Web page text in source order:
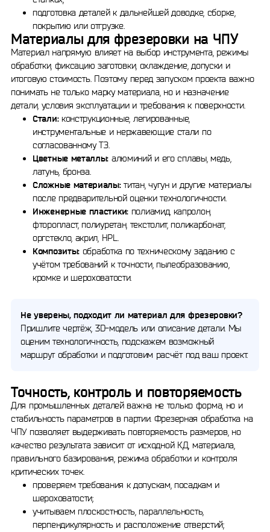
подготовка деталей к дальнейшей доводке, сборке,
покрытию или отгрузке.
Материалы для фрезеровки на ЧПУ
Материал напрямую влияет на выбор инструмента, режимы
обработки, фиксацию заготовки, охлаждение, допуски и
итоговую стоимость. Поэтому перед запуском проекта важно
понимать не только марку материала, но и назначение
детали, условия эксплуатации и требования к поверхности.
Стали:конструкционные, легированные,
инструментальные и нержавеющие стали по
согласованному ТЗ.
Цветные металлы: алюминий и его сплавы, медь,
латунь, бронза.
Сложные материалы:титан, чугун и другие материалы
после предварительной оценки технологичности.
Инженерные пластики: полиамид, капролон,
фторопласт, полиуретан, текстолит, поликарбонат,
оргстекло, акрил, HPL.
Композиты: обработка по техническому заданию с
учётом требований к точности, пылеобразованию,
кромке и шероховатости.
Не уверены, подходит ли материал для фрезеровки?
Пришлите чертёж, 3D-модель или описание детали. Мы
оценим технологичность, подскажем возможный
маршрут обработки и подготовим расчёт под ваш проект.
Точность, контроль и повторяемость
Для промышленных деталей важна не только форма, но и
стабильность параметров в партии. Фрезерная обработка на
ЧПУ позволяет выдерживать повторяемость размеров, но
качество результата зависит от исходной КД, материала,
правильного базирования, режима обработки и контроля
критических точек.
проверяем требования к допускам, посадкам и
шероховатости;
учитываем плоскостность, параллельность,
перпендикулярность и расположение отверстий;